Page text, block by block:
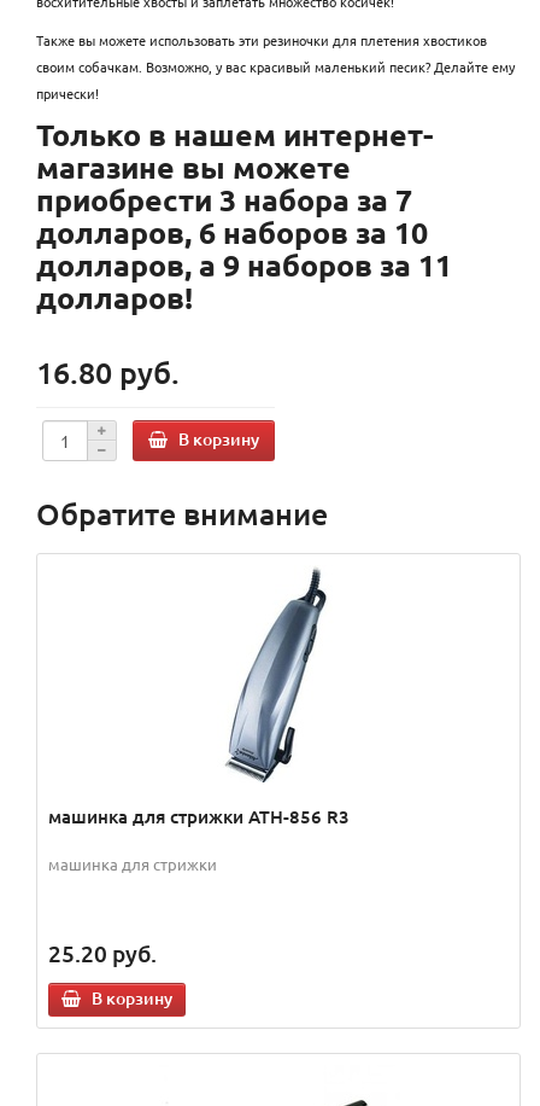
Также вы можете использовать эти резиночки для плетения хвостиков
своим собачкам. Возможно, у вас красивый маленький песик? Делайте ему
прически!
Только в нашем интернет-
магазине вы можете
приобрести 3 набора за 7
долларов, 6 наборов за 10
долларов, а 9 наборов за 11
долларов!
16.80 руб.
В корзину
Обратите внимание
машинка для стрижки ATH-856 R3
машинка для стрижки
25.20 руб.
В корзину